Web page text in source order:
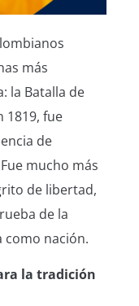
más
la Batalla de
1819, fue
de
mucho más
de libertad,
de la
nación.
la tradición